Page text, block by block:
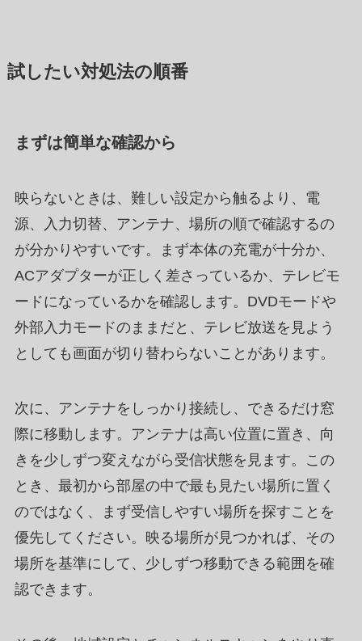
試したい対処法の順番
まずは簡単な確認から
映らないときは、難しい設定から触るより、電
源、入力切替、アンテナ、場所の順で確認するの
が分かりやすいです。まず本体の充電が十分か、
ACアダプターが正しく差さっているか、テレビモ
ードになっているかを確認します。DVDモードや
外部入力モードのままだと、テレビ放送を見よう
としても画面が切り替わらないことがあります。
次に、アンテナをしっかり接続し、できるだけ窓
際に移動します。アンテナは高い位置に置き、向
きを少しずつ変えながら受信状態を見ます。この
とき、最初から部屋の中で最も見たい場所に置く
のではなく、まず受信しやすい場所を探すことを
優先してください。映る場所が見つかれば、その
場所を基準にして、少しずつ移動できる範囲を確
認できます。